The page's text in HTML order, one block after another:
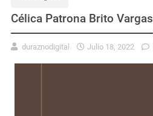
Célica Patrona Brito Vargas
duraznodigital Julio 18, 2022